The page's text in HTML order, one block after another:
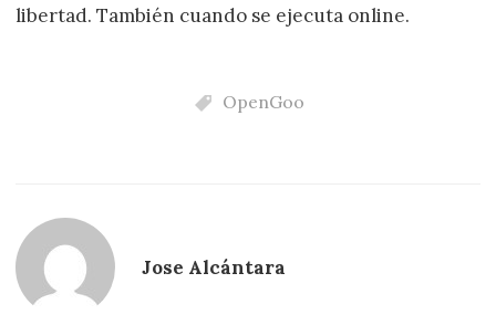
libertad. También cuando se ejecuta online.
OpenGoo
Jose Alcántara